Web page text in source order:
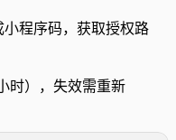
程序码，获取授权路
时），失效需重新